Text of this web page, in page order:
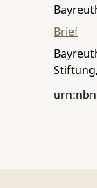
Brief